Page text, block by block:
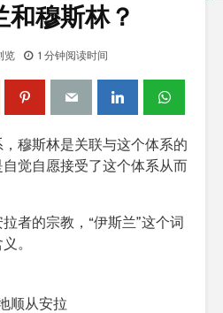
穆斯林？
览 1 分钟阅读时间
穆斯林是关联与这个体系的
觉自愿接受了这个体系从而
者的宗教，“伊斯兰”这个词
。
顺从安拉